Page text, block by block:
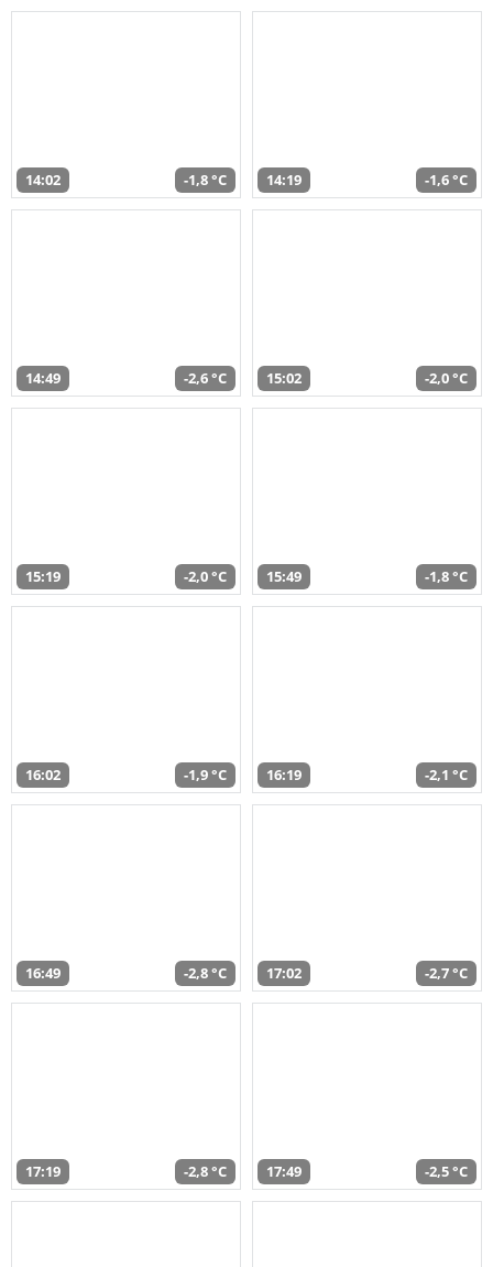
14:02 -1,8 °C 14:19 -1,6 °C
14:49 -2,6 °C 15:02 -2,0 °C
15:19 -2,0 °C 15:49 -1,8 °C
16:02 -1,9 °C 16:19 -2,1 °C
16:49 -2,8 °C 17:02 -2,7 °C
17:19 -2,8 °C 17:49 -2,5 °C